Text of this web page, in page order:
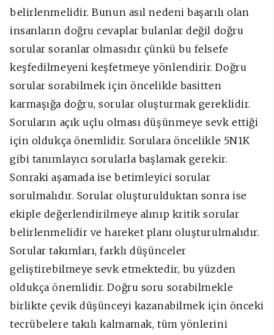
belirlenmelidir. Bunun asıl nedeni başarılı olan
insanların doğru cevaplar bulanlar değil doğru
sorular soranlar olmasıdır çünkü bu felsefe
keşfedilmeyeni keşfetmeye yönlendirir. Doğru
sorular sorabilmek için öncelikle basitten
karmaşığa doğru, sorular oluşturmak gereklidir.
Soruların açık uçlu olması düşünmeye sevk ettiği
için oldukça önemlidir. Sorulara öncelikle 5N1K
gibi tanımlayıcı sorularla başlamak gerekir.
Sonraki aşamada ise betimleyici sorular
sorulmalıdır. Sorular oluşturulduktan sonra ise
ekiple değerlendirilmeye alınıp kritik sorular
belirlenmelidir ve hareket planı oluşturulmalıdır.
Sorular takımları, farklı düşünceler
geliştirebilmeye sevk etmektedir, bu yüzden
oldukça önemlidir. Doğru soru sorabilmekle
birlikte çevik düşünceyi kazanabilmek için önceki
tecrübelere takılı kalmamak, tüm yönlerini